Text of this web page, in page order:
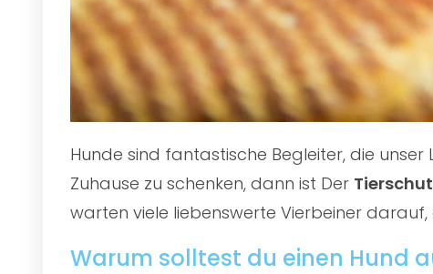
Hunde sind fantastische Begleiter, die
Zuhause zu schenken, dann ist Der
warten viele liebenswerte Vierbeiner
Warum solltest du einen Hund